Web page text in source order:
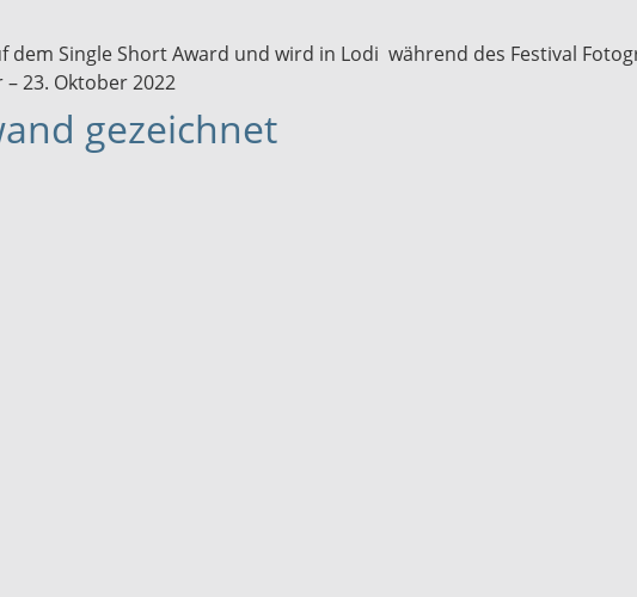
dem Single Short Award und wird in Lodi während des Festival
23. Oktober 2022
gezeichnet